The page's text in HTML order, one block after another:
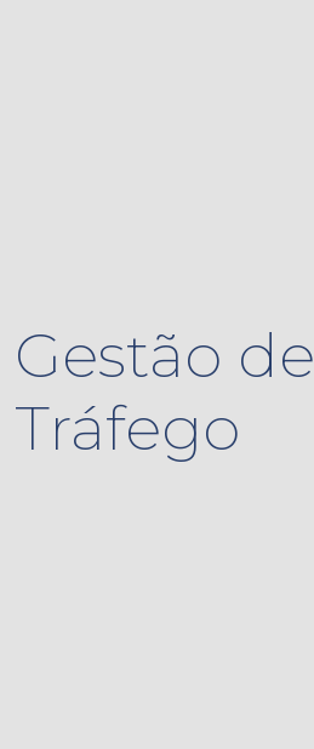
Gestão de
Tráfego